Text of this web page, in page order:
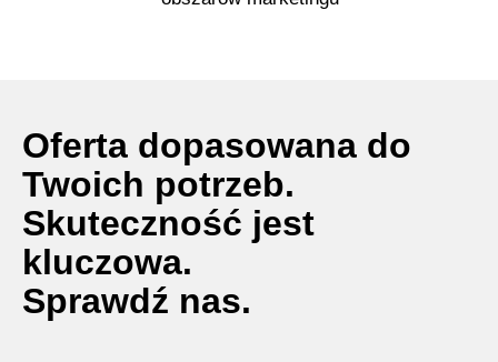
Oferta dopasowana do
Twoich potrzeb.
Skuteczność jest
kluczowa.
Sprawdź nas.